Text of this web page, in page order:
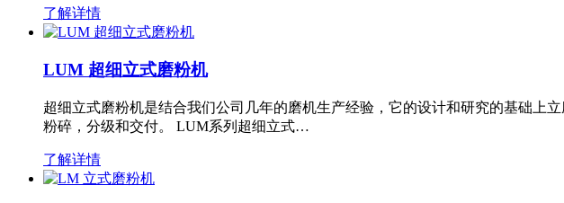
了解详情
LUM 超细立式磨粉机
超细立式磨粉机是结合我们公司几年的磨机生产经验，它的设计和研究的基础上
粉碎，分级和交付。 LUM系列超细立式…
了解详情